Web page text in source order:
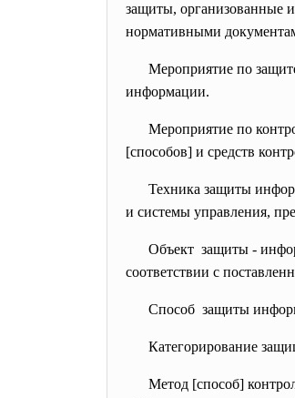
защиты, организованные
нормативными
Мероприятие по
информации.
Мероприятие по
[способов] и средств
Техника защиты
и системы управления,
Объект защиты -
соответствии с
Способ защиты
Категорирование
Метод [способ]